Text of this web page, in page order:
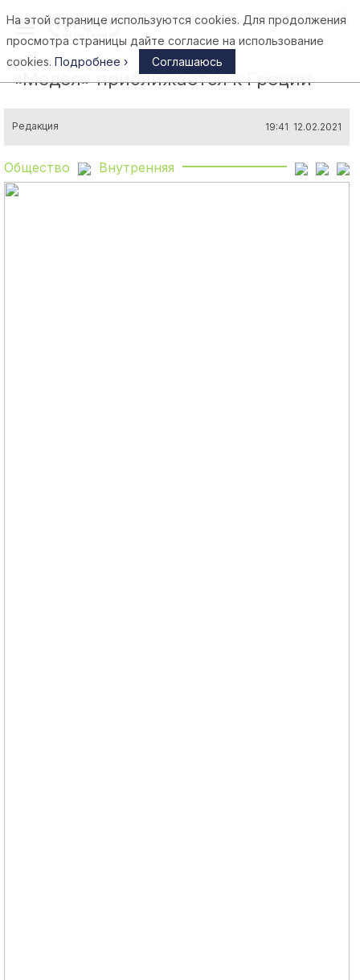
Афины
«Медея» приближается к Греции
Редакция 19:41 12.02.2021
Общество Внутренняя
На этой странице используются cookies. Для продолжения
просмотра страницы дайте согласие на использование
cookies. Подробнее › Соглашаюсь